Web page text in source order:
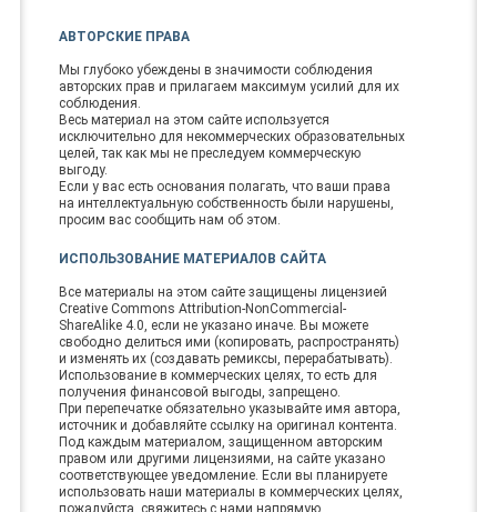
АВТОРСКИЕ ПРАВА
Мы глубоко убеждены в значимости соблюдения
авторских прав и прилагаем максимум усилий для их
соблюдения.
Весь материал на этом сайте используется
исключительно для некоммерческих образовательных
целей, так как мы не преследуем коммерческую
выгоду.
Если у вас есть основания полагать, что ваши права
на интеллектуальную собственность были нарушены,
просим вас сообщить нам об этом.
ИСПОЛЬЗОВАНИЕ МАТЕРИАЛОВ САЙТА
Все материалы на этом сайте защищены лицензией
Creative Commons Attribution-NonCommercial-
ShareAlike 4.0, если не указано иначе. Вы можете
свободно делиться ими (копировать, распространять)
и изменять их (создавать ремиксы, перерабатывать).
Использование в коммерческих целях, то есть для
получения финансовой выгоды, запрещено.
При перепечатке обязательно указывайте имя автора,
источник и добавляйте ссылку на оригинал контента.
Под каждым материалом, защищенном авторским
правом или другими лицензиями, на сайте указано
соответствующее уведомление. Если вы планируете
использовать наши материалы в коммерческих целях,
пожалуйста, свяжитесь с нами напрямую.